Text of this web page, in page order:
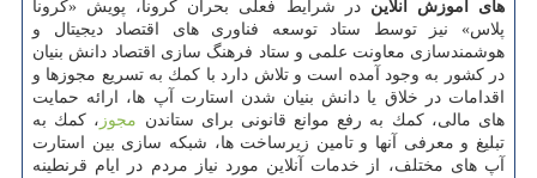
های آموزش آنلاین در شرایط فعلی بحران كرونا، پویش «كرونا
پلاس» نیز توسط ستاد توسعه فناوری های اقتصاد دیجیتال و
هوشمندسازی معاونت علمی و ستاد فرهنگ سازی اقتصاد دانش بنیان
در كشور به وجود آمده است و تلاش دارد با كمك به تسریع مجوزها و
اقدامات در خلاق یا دانش بنیان شدن استارت آپ ها، ارائه حمایت
های مالی، كمك به رفع موانع قانونی برای ستاندن مجوز ، كمك به
تبلیغ و معرفی آنها و تامین زیرساخت ها، شبكه سازی بین استارت
آپ های مختلف، از خدمات آنلاین مورد نیاز مردم در ایام قرنطینه